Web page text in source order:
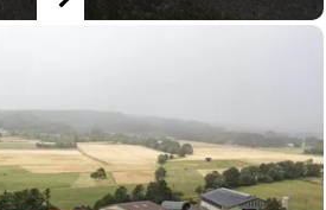
fällt den Alltag unter
Freizeitdruck aktiver zu
kann der Sommerurlaub